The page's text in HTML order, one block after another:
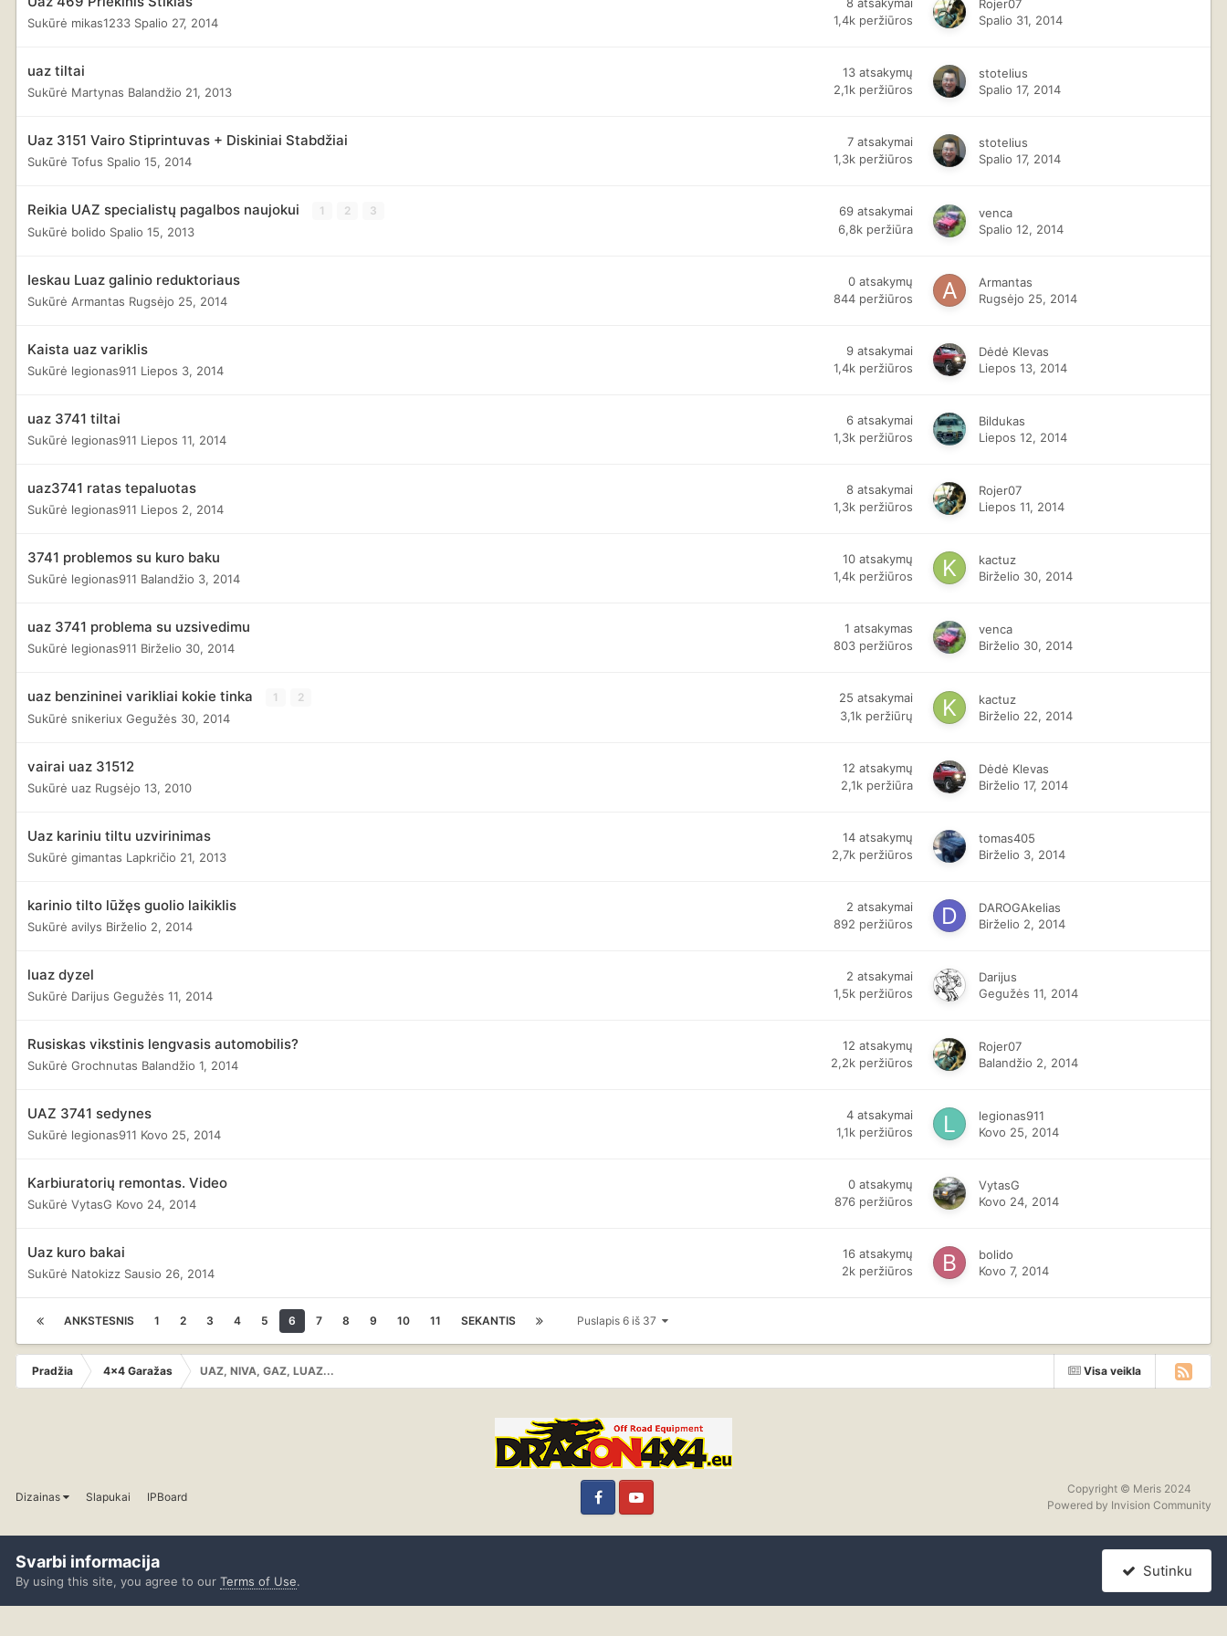
Sukūrė mikas1233 Spalio 27, 2014
1,4k peržiūros
Rojer07
Spalio 31, 2014
uaz tiltai
Sukūrė Martynas Balandžio 21, 2013
13 atsakymų
2,1k peržiūros
stotelius
Spalio 17, 2014
Uaz 3151 Vairo Stiprintuvas + Diskiniai Stabdžiai
Sukūrė Tofus Spalio 15, 2014
7 atsakymai
1,3k peržiūros
stotelius
Spalio 17, 2014
Reikia UAZ specialistų pagalbos naujokui 1 2 3
Sukūrė bolido Spalio 15, 2013
69 atsakymai
6,8k peržiūra
venca
Spalio 12, 2014
Ieskau Luaz galinio reduktoriaus
Sukūrė Armantas Rugsėjo 25, 2014
0 atsakymų
844 peržiūros
Armantas
Rugsėjo 25, 2014
Kaista uaz variklis
Sukūrė legionas911 Liepos 3, 2014
9 atsakymai
1,4k peržiūros
Dėdė Klevas
Liepos 13, 2014
uaz 3741 tiltai
Sukūrė legionas911 Liepos 11, 2014
6 atsakymai
1,3k peržiūros
Bildukas
Liepos 12, 2014
uaz3741 ratas tepaluotas
Sukūrė legionas911 Liepos 2, 2014
8 atsakymai
1,3k peržiūros
Rojer07
Liepos 11, 2014
3741 problemos su kuro baku
Sukūrė legionas911 Balandžio 3, 2014
10 atsakymų
1,4k peržiūros
kactuz
Birželio 30, 2014
uaz 3741 problema su uzsivedimu
Sukūrė legionas911 Birželio 30, 2014
1 atsakymas
803 peržiūros
venca
Birželio 30, 2014
uaz benzininei varikliai kokie tinka 1 2
Sukūrė snikeriux Gegužės 30, 2014
25 atsakymai
3,1k peržiūrų
kactuz
Birželio 22, 2014
vairai uaz 31512
Sukūrė uaz Rugsėjo 13, 2010
12 atsakymų
2,1k peržiūra
Dėdė Klevas
Birželio 17, 2014
Uaz kariniu tiltu uzvirinimas
Sukūrė gimantas Lapkričio 21, 2013
14 atsakymų
2,7k peržiūros
tomas405
Birželio 3, 2014
karinio tilto lūžęs guolio laikiklis
Sukūrė avilys Birželio 2, 2014
2 atsakymai
892 peržiūros
DAROGAkelias
Birželio 2, 2014
luaz dyzel
Sukūrė Darijus Gegužės 11, 2014
2 atsakymai
1,5k peržiūros
Darijus
Gegužės 11, 2014
Rusiskas vikstinis lengvasis automobilis?
Sukūrė Grochnutas Balandžio 1, 2014
12 atsakymų
2,2k peržiūros
Rojer07
Balandžio 2, 2014
UAZ 3741 sedynes
Sukūrė legionas911 Kovo 25, 2014
4 atsakymai
1,1k peržiūros
legionas911
Kovo 25, 2014
Karbiuratorių remontas. Video
Sukūrė VytasG Kovo 24, 2014
0 atsakymų
876 peržiūros
VytasG
Kovo 24, 2014
Uaz kuro bakai
Sukūrė Natokizz Sausio 26, 2014
16 atsakymų
2k peržiūros
bolido
Kovo 7, 2014
ANKSTESNIS 1 2 3 4 5 6 7 8 9 10 11 SEKANTIS Puslapis 6 iš 37
Visa veikla
Pradžia 4x4 Garažas UAZ, NIVA, GAZ, LUAZ...
Dizainas Slapukai IPBoard
FacebookYouTube
Copyright © Meris 2024
Powered by Invision Community
Svarbi informacija
By using this site, you agree to our Terms of Use.
Sutinku